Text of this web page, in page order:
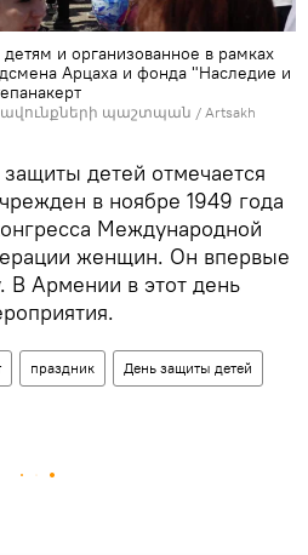
и организованное в рамках
Арцаха и фонда "Наследие и
պաշտպան / Artsakh
детей отмечается
в ноябре 1949 года
Международной
женщин. Он впервые
В Армении в этот день
праздник День защиты детей